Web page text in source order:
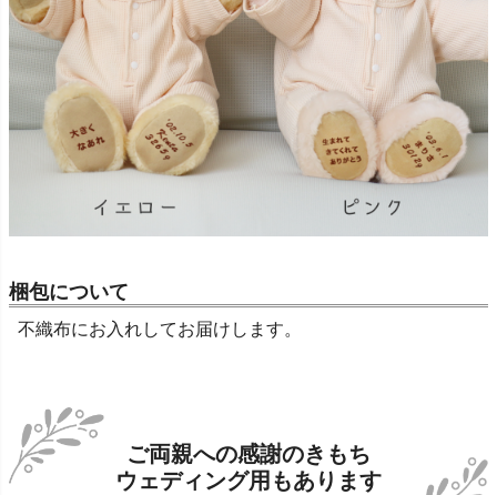
梱包について
不織布にお入れしてお届けします。
ご両親への感謝のきもち
ウェディング用もあります